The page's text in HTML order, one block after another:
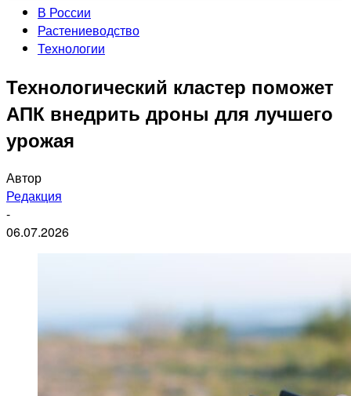
В России
Растениеводство
Технологии
Технологический кластер поможет
АПК внедрить дроны для лучшего
урожая
Автор
Редакция
-
06.07.2026